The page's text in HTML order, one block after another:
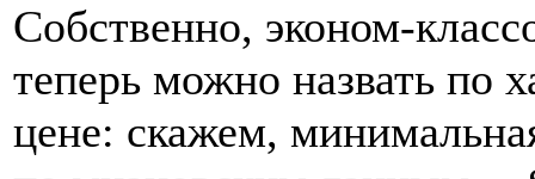
Собственно, эконом-
теперь можно назвать по
цене: скажем,